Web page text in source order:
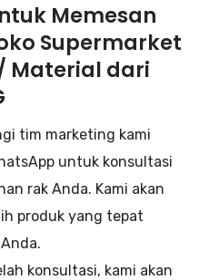
Memesan
Supermarket
Material dari
tim marketing kami
untuk konsultasi
rak Anda. Kami akan
produk yang tepat
konsultasi, kami akan